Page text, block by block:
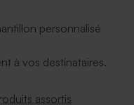
personnalisé
à vos destinataires.
assortis